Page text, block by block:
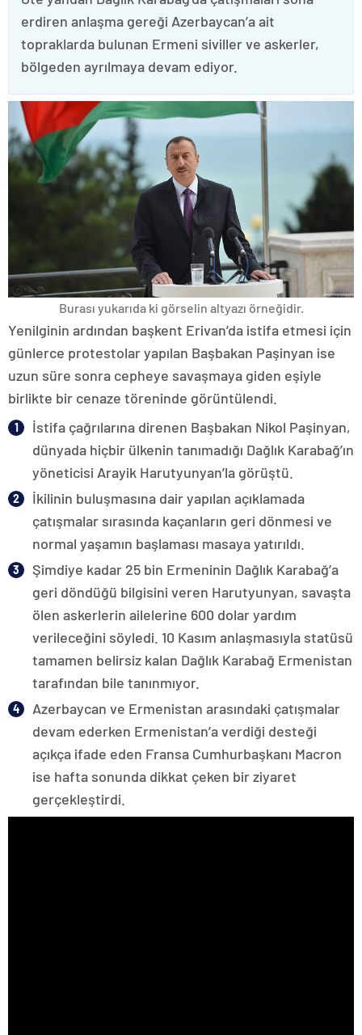
erdiren anlaşma gereği Azerbaycan’a ait
topraklarda bulunan Ermeni siviller ve askerler,
bölgeden ayrılmaya devam ediyor.
Burası yukarıda ki görselin altyazı örneğidir.
Yenilginin ardından başkent Erivan’da istifa etmesi için
günlerce protestolar yapılan Başbakan Paşinyan ise
uzun süre sonra cepheye savaşmaya giden eşiyle
birlikte bir cenaze töreninde görüntülendi.
İstifa çağrılarına direnen Başbakan Nikol Paşinyan,
dünyada hiçbir ülkenin tanımadığı Dağlık Karabağ’ın
yöneticisi Arayik Harutyunyan’la görüştü.
İkilinin buluşmasına dair yapılan açıklamada
çatışmalar sırasında kaçanların geri dönmesi ve
normal yaşamın başlaması masaya yatırıldı.
Şimdiye kadar 25 bin Ermeninin Dağlık Karabağ’a
geri döndüğü bilgisini veren Harutyunyan, savaşta
ölen askerlerin ailelerine 600 dolar yardım
verileceğini söyledi. 10 Kasım anlaşmasıyla statüsü
tamamen belirsiz kalan Dağlık Karabağ Ermenistan
tarafından bile tanınmıyor.
Azerbaycan ve Ermenistan arasındaki çatışmalar
devam ederken Ermenistan’a verdiği desteği
açıkça ifade eden Fransa Cumhurbaşkanı Macron
ise hafta sonunda dikkat çeken bir ziyaret
gerçekleştirdi.